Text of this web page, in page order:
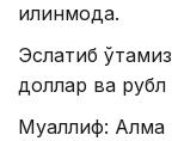
қилинмоқда.
Эслатиб
доллар ва рубл
Муаллиф: Алма